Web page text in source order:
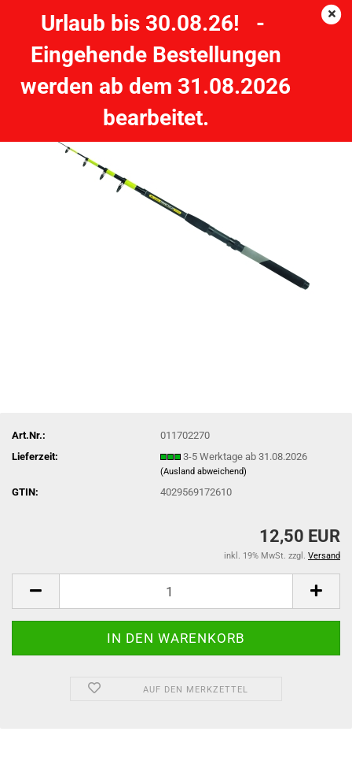
Urlaub bis 30.08.26! -
Eingehende Bestellungen
werden ab dem 31.08.2026
bearbeitet.
Zebco Cool Practica Tele 60 Teleskoprute - 2,70m - 60g
Art.Nr.:
011702270
Lieferzeit:
3-5 Werktage ab 31.08.2026
(Ausland abweichend)
GTIN: 4029569172610
12,50 EUR
inkl. 19% MwSt. zzgl. Versand
AUF DEN MERKZETTEL